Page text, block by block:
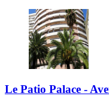
Le Patio Palace -